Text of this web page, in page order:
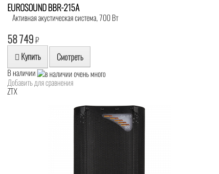
EUROSOUND BBR-215A
Активная акустическая система, 700 Вт
58 749₽
Купить Смотреть
В наличии
Добавить для сравнения
ZTX